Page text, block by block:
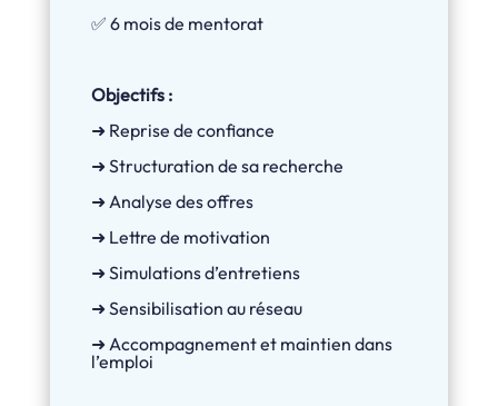
✅ 6 mois de mentorat
Objectifs :
➜ Reprise de confiance
➜ Structuration de sa recherche
➜ Analyse des offres
➜ Lettre de motivation
➜ Simulations d’entretiens
➜ Sensibilisation au réseau
➜ Accompagnement et maintien dans
l’emploi